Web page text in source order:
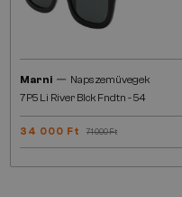
Marni — Napszemüvegek
7P5 Li River Blck Fndtn - 54
34 000 Ft 71 000 Ft